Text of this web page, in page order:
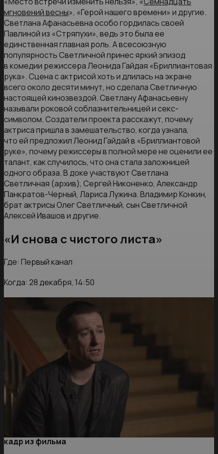
мгновений весны», «Герой нашего времени» и другие.
Светлана Афанасьевна особо гордилась своей
Павлиной из «Стряпухи», ведь это была ее
единственная главная роль. А всесоюзную
популярность Светличной принес яркий эпизод
в комедии режиссера Леонида Гайдая «Бриллиантовая
рука». Сцена с актрисой хоть и длилась на экране
всего около десяти минут, но сделала Светличную
настоящей кинозвездой. Светлану Афанасьевну
называли роковой соблазнительницей и секс-
символом. Создатели проекта расскажут, почему
актриса пришла в замешательство, когда узнала,
что ей предложил Леонид Гайдай в «Бриллиантовой
руке», почему режиссеры в полной мере не оценили ее
талант, как случилось, что она стала заложницей
одного образа. В доке участвуют Светлана
Светличная (архив), Сергей Никоненко, Александр
Панкратов-Черный, Лариса Лужина. Владимир Конкин,
брат актрисы Олег Светличный, сын Светличной
Алексей Ивашов и другие.
«И снова с чистого листа»
Где: Первый канал
Когда: 28 декабря, 14:50
кадр из фильма